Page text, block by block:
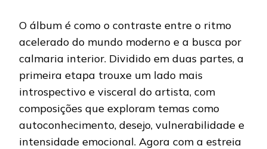
O álbum é como o contraste entre o ritmo
acelerado do mundo moderno e a busca por
calmaria interior. Dividido em duas partes, a
primeira etapa trouxe um lado mais
introspectivo e visceral do artista, com
composições que exploram temas como
autoconhecimento, desejo, vulnerabilidade e
intensidade emocional. Agora com a estreia